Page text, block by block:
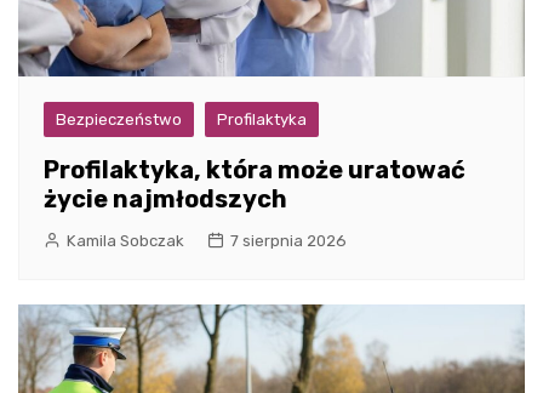
Bezpieczeństwo Profilaktyka
Profilaktyka, która może uratować
życie najmłodszych
Kamila Sobczak 7 sierpnia 2026